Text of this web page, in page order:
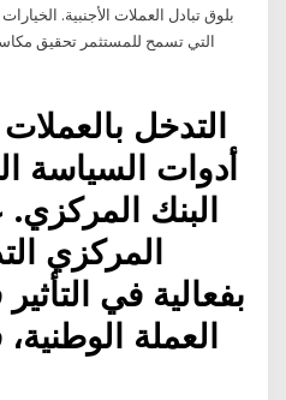
بلوق تبادل العملات الأجنبية.
التي تسمح للمستثمر تحقيق
التدخل بالعملات
أدوات السياسة
البنك المركزي.
المركزي
بفعالية في
العملة